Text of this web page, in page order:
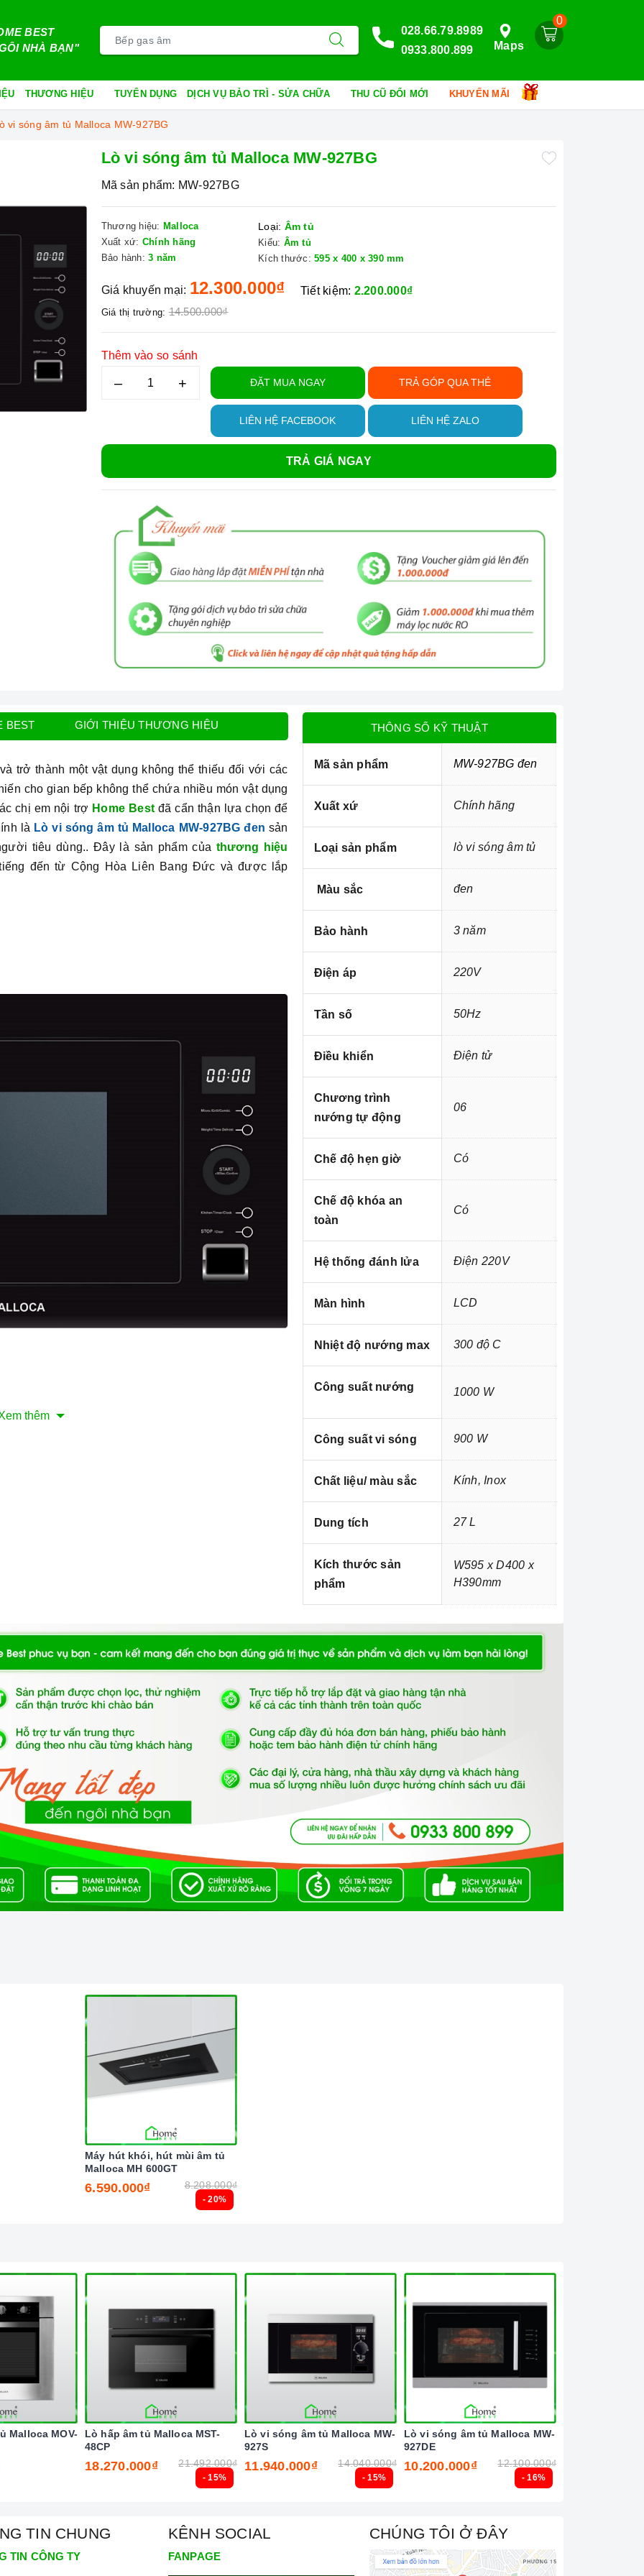
BEST
NHÀ BẠN"
0
Maps
028.66.79.8989
0933.800.899
THƯƠNG HIỆU TUYỂN DỤNG DỊCH VỤ BẢO TRÌ - SỬA CHỮA THU CŨ ĐỔI MỚI KHUYẾN MÃI
vi sóng âm tủ Malloca MW-927BG
Lò vi sóng âm tủ Malloca MW-927BG
Mã sản phẩm: MW-927BG
Thương hiệu: Malloca
Xuất xứ: Chính hãng
Bảo hành: 3 năm
Loại: Âm tủ
Kiểu: Âm tủ
Kích thước: 595 x 400 x 390 mm
Giá khuyến mại: 12.300.000₫
Giá thị trường: 14.500.000₫
Tiết kiệm: 2.200.000₫
Thêm vào so sánh
– + ĐẶT MUA NGAY TRẢ GÓP QUA THẺ
LIÊN HỆ FACEBOOK LIÊN HỆ ZALO
TRẢ GIÁ NGAY
BEST GIỚI THIỆU THƯƠNG HIỆU
trở thành một vật dụng không thể thiếu đối với các
cho gian bếp không thể chứa nhiều món vật dụng
chị em nội trợ Home Best đã cẩn thận lựa chọn để
là Lò vi sóng âm tủ Malloca MW-927BG đen sản
tiêu dùng.. Đây là sản phẩm của thương hiệu
đến từ Cộng Hòa Liên Bang Đức và được lắp
cầu sử dụng đa dạng của người dùng. Với 6 mức
lượng thức ăn và phương thức chế biến phù hợp
hấp dẫn như ở hàng mà không phải tốn nhiều
khóa trẻ em an toàn để phòng ngừa trẻ em.
âm tủ Malloca MW-927BG đen
ngoài bằng inox sáng bóng không bị han gỉ. Cửa lò
lưới bằng kim loại với khả năng chịu được nhiệt độ
toàn tuyệt đối cho người sử dụng đồng thời bạn có
thời mang lại sự tinh tế, sang trọng cho căn bếp
dây chuyền công nghệ cao, cửa lò làm bằng kính
sử dụng.
có dung tích 27 lít giúp cho bạn có thể đựng được
khiển phím bấm điện tử với 5mức công suất vi
theo ý thích để phù hợp nấu nướng với tất cả các
vi sóng âm tủ Malloca MW-927BG đen xứng đáng là
thiết nhất của người nội trợ, là vật dụng không thể
là trong cuộc sống đầy năng động và luôn bận rộn
công việc lại còn chăm sóc cho bữa ăn của gia
thêm
THÔNG SỐ KỸ THUẬT
Mã sản phẩm MW-927BG đen
Xuất xứ Chính hãng
Loại sản phẩm lò vi sóng âm tủ
Màu sắc đen
Bảo hành 3 năm
Điện áp 220V
Tần số 50Hz
Điều khiển Điện tử
Chương trình
nướng tự động
06
Chế độ hẹn giờ Có
Chế độ khóa an
toàn
Có
Hệ thống đánh lửa Điện 220V
Màn hình LCD
Nhiệt độ nướng max 300 độ C
Công suất nướng 1000 W
Công suất vi sóng 900 W
Chất liệu/ màu sắc Kính, Inox
Dung tích 27 L
Kích thước sản
phẩm
W595 x D400 x
H390mm
- 20%
Máy hút khói, hút mùi âm tủ
Malloca MH 600GT
6.590.000₫ 8.208.000₫
Malloca MOV-
- 15%
Lò hấp âm tủ Malloca MST-
48CP
18.270.000₫ 21.492.000₫
- 15%
Lò vi sóng âm tủ Malloca MW-
927S
11.940.000₫ 14.040.000₫
- 16%
Lò vi sóng âm tủ Malloca MW-
927DE
10.200.000₫ 12.100.000₫
TIN CHUNG
TIN CÔNG TY
KÊNH SOCIAL
FANPAGE
CHÚNG TÔI Ở ĐÂY